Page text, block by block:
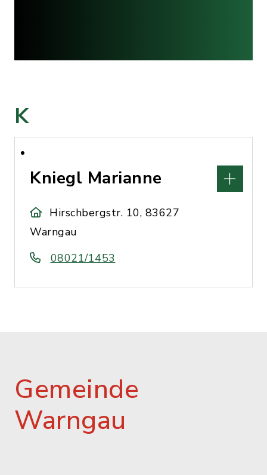
K
Kniegl Marianne
Hirschbergstr. 10, 83627
Warngau
08021/1453
Gemeinde
Warngau